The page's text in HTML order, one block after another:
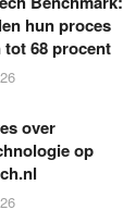
hun proces
68 procent
over
op